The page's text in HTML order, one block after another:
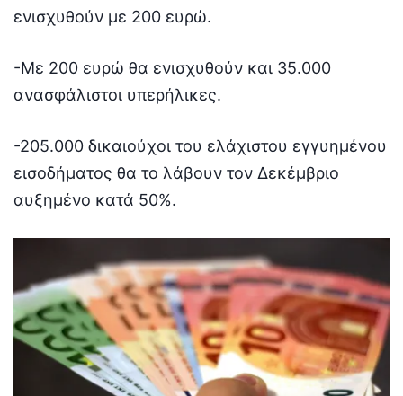
ενισχυθούν με 200 ευρώ.
-Με 200 ευρώ θα ενισχυθούν και 35.000
ανασφάλιστοι υπερήλικες.
-205.000 δικαιούχοι του ελάχιστου εγγυημένου
εισοδήματος θα το λάβουν τον Δεκέμβριο
αυξημένο κατά 50%.